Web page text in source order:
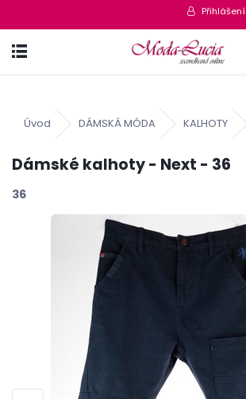
Přihlášení
Úvod DÁMSKÁ MÓDA KALHOTY
Dámské kalhoty - Next - 36
36